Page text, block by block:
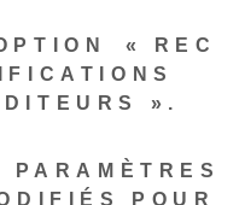
« REC
».
POUR